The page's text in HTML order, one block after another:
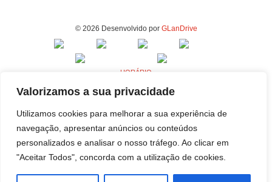
Valorizamos a sua privacidade
Utilizamos cookies para melhorar a sua experiência de
navegação, apresentar anúncios ou conteúdos
personalizados e analisar o nosso tráfego. Ao clicar em
"Aceitar Todos", concorda com a utilização de cookies.
© 2026 Desenvolvido por GLanDrive
HORÁRIO
Segunda a Sexta - 9h00 às 18h00
Rua da Indústria, 80-98
4440-230 Campo, Valongo
MORADA - SEDE
Rua da Indústria, 100-106
4440-230 Campo, Valongo